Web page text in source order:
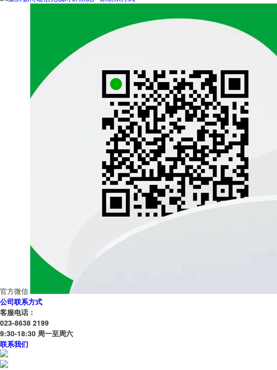
官方微信
公司联系方式
客服电话：
023-8638 2199
9:30-18:30 周一至周六
联系我们